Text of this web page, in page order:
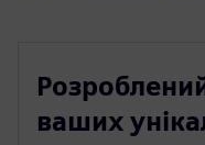
ваших